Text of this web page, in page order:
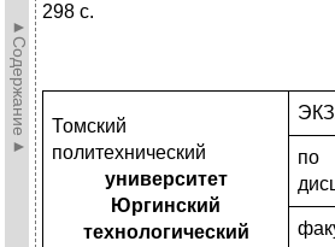
►Содержание►
298 с.
Томский
политехнический
университет
Юргинский
технологический
по